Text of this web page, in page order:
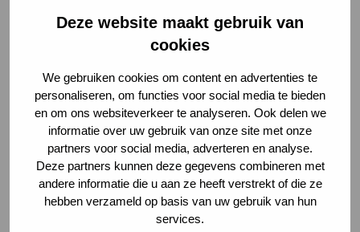
Deze website maakt gebruik van
cookies
We gebruiken cookies om content en advertenties te
personaliseren, om functies voor social media te bieden
en om ons websiteverkeer te analyseren. Ook delen we
informatie over uw gebruik van onze site met onze
partners voor social media, adverteren en analyse.
Deze partners kunnen deze gegevens combineren met
andere informatie die u aan ze heeft verstrekt of die ze
hebben verzameld op basis van uw gebruik van hun
services.